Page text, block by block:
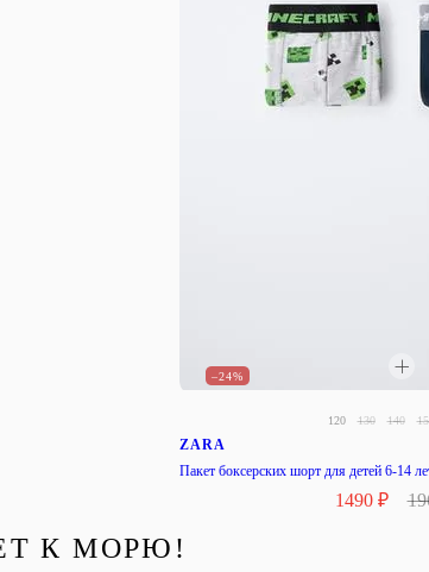
–24%
120 130 140
ZARA
Пакет боксерских шорт для детей 6-14
1490 ₽
К МОРЮ!